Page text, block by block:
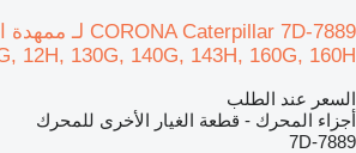
12H, 130G, 140G, 143H, 160G, 160H
السعر عند الطلب
أجزاء المحرك - قطعة الغيار الأخرى للمحرك
7D-7889